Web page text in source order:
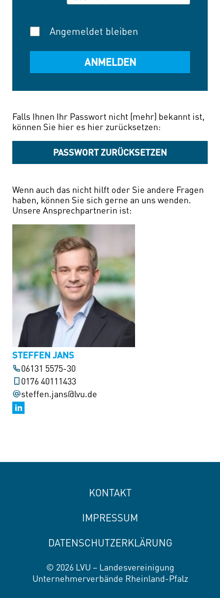
Angemeldet bleiben
Falls Ihnen Ihr Passwort nicht (mehr) bekannt ist,
können Sie hier es hier zurücksetzen:
PASSWORT ZURÜCKSETZEN
Wenn auch das nicht hilft oder Sie andere Fragen
haben, können Sie sich gerne an uns wenden.
Unsere Ansprechpartnerin ist:
STEFFEN JANS
06131 5575-30
0176 40111433
steffen.jans@lvu.de
KONTAKT
IMPRESSUM
DATENSCHUTZERKLÄRUNG
© 2026 LVU – Landesvereinigung
Unternehmerverbände Rheinland-Pfalz